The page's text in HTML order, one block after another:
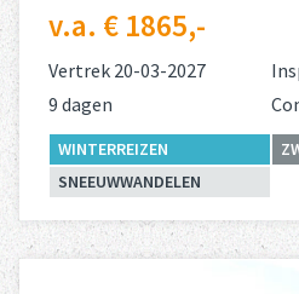
v.a. € 1865,-
Vertrek 20-03-2027
9 dagen
WINTERREIZEN
SNEEUWWANDELEN